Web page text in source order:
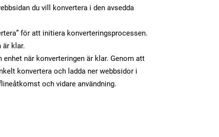
du vill konvertera i den avsedda
för att initiera konverteringsprocessen.
är klar.
enhet när konverteringen är klar. Genom att
konvertera och ladda ner webbsidor i
och vidare användning.